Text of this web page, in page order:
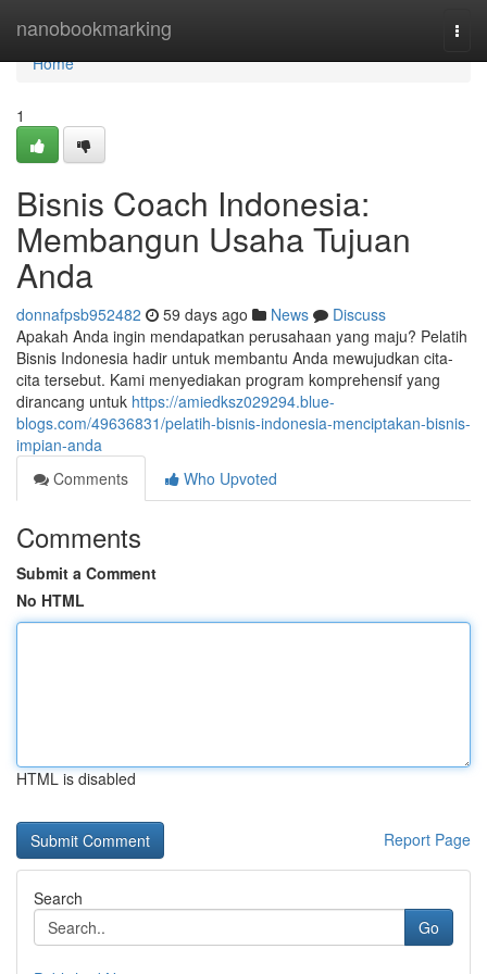
nanobookmarking
Home
Home
1
Bisnis Coach Indonesia:
Membangun Usaha Tujuan
Anda
donnafpsb952482 59 days ago News
Discuss
Apakah Anda ingin mendapatkan perusahaan yang maju? Pelatih
Bisnis Indonesia hadir untuk membantu Anda mewujudkan cita-
cita tersebut. Kami menyediakan program komprehensif yang
dirancang untuk https://amiedksz029294.blue-
blogs.com/49636831/pelatih-bisnis-indonesia-menciptakan-bisnis-
impian-anda
Comments
Who Upvoted
Comments
Submit a Comment
No HTML
HTML is disabled
Report Page
Search
Go